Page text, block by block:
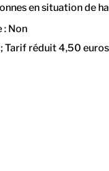
en situation de
: Non
Tarif réduit 4,50